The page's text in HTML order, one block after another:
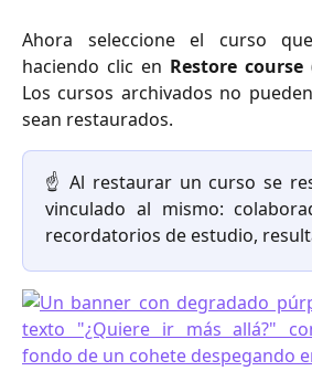
Ahora seleccione el curso
haciendo clic en Restore course
Los cursos archivados no
sean restaurados.
☝️ Al restaurar un curso se
vinculado al mismo:
recordatorios de estudio,